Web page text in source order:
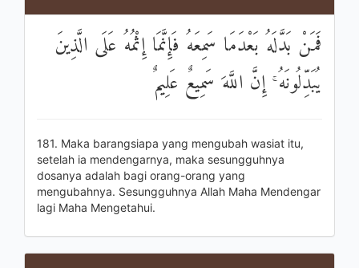
فَمَنْ بَدَّلَهُ بَعْدَمَا سَمِعَهُ فَإِنَّمَا إِثْمُهُ عَلَى الَّذِينَ
يُبَدِّلُونَهُ ۚ إِنَّ اللَّهَ سَمِيعٌ عَلِيمٌ
181. Maka barangsiapa yang mengubah wasiat itu,
setelah ia mendengarnya, maka sesungguhnya
dosanya adalah bagi orang-orang yang
mengubahnya. Sesungguhnya Allah Maha Mendengar
lagi Maha Mengetahui.